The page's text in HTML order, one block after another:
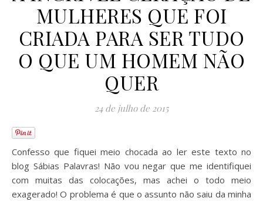
MULHERES QUE FOI
CRIADA PARA SER TUDO
O QUE UM HOMEM NÃO
QUER
24 de julho de 2015
Confesso que fiquei meio chocada ao ler este texto no
blog Sábias Palavras! Não vou negar que me identifiquei
com muitas das colocações, mas achei o todo meio
exagerado! O problema é que o assunto não saiu da minha